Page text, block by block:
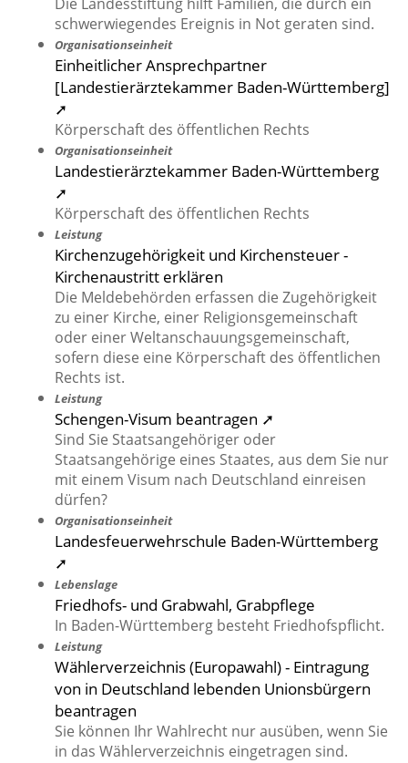
Die Landesstiftung hilft Familien, die durch ein
schwerwiegendes Ereignis in Not geraten sind.
Organisationseinheit
Einheitlicher Ansprechpartner
[Landestierärztekammer Baden-Württemberg]
➚
Körperschaft des öffentlichen Rechts
Organisationseinheit
Landestierärztekammer Baden-Württemberg
➚
Körperschaft des öffentlichen Rechts
Leistung
Kirchenzugehörigkeit und Kirchensteuer -
Kirchenaustritt erklären
Die Meldebehörden erfassen die Zugehörigkeit
zu einer Kirche, einer Religionsgemeinschaft
oder einer Weltanschauungsgemeinschaft,
sofern diese eine Körperschaft des öffentlichen
Rechts ist.
Leistung
Schengen-Visum beantragen ➚
Sind Sie Staatsangehöriger oder
Staatsangehörige eines Staates, aus dem Sie nur
mit einem Visum nach Deutschland einreisen
dürfen?
Organisationseinheit
Landesfeuerwehrschule Baden-Württemberg
➚
Lebenslage
Friedhofs- und Grabwahl, Grabpflege
In Baden-Württemberg besteht Friedhofspflicht.
Leistung
Wählerverzeichnis (Europawahl) - Eintragung
von in Deutschland lebenden Unionsbürgern
beantragen
Sie können Ihr Wahlrecht nur ausüben, wenn Sie
in das Wählerverzeichnis eingetragen sind.